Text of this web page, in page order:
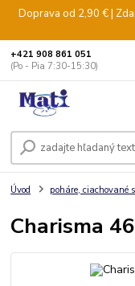
Doprava od 2,90 € |
+421 908 861 051
(Po - Pia 7:30-15:30)
Úvod poháre, ciachované
Charisma